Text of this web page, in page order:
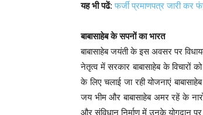
यह भी पढें:फर्जी प्रमाणपत्र जारी
बाबासाहेब के सपनों का भारत
बाबासाहेब जयंती के इस अवसर पर
नेतृत्व में सरकार बाबासाहेब के
के लिए चलाई जा रही योजनाएं
जय भीम और बाबासाहेब अमर रहें के
और संविधान निर्माण में उनके योगदान पर